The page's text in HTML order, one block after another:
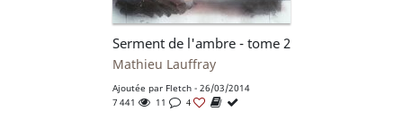
Serment de l'ambre - tome 2
Mathieu Lauffray
Ajoutée par Fletch - 26/03/2014
7 441
11 4